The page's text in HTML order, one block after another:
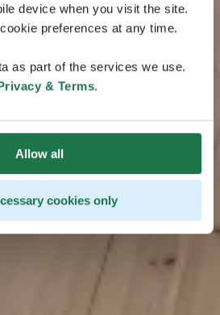
device when you visit the site.
preferences at any time.
as part of the services we use.
& Terms.
Allow all
cookies only